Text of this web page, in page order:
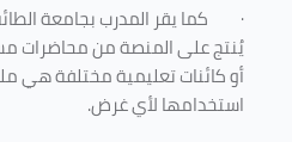
· كما يقر المدرب بجامعة
يُنتج على المنصة من محاضرات
أو كائنات تعليمية مختلفة هي
استخدامها لأي غرض.